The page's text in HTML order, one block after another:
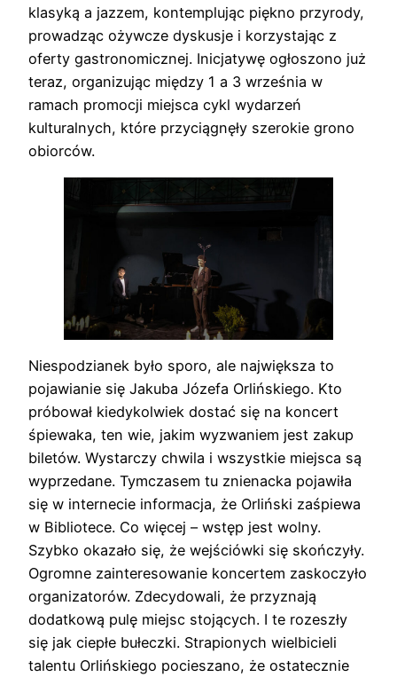
klasyką a jazzem, kontemplując piękno przyrody,
prowadząc ożywcze dyskusje i korzystając z
oferty gastronomicznej. Inicjatywę ogłoszono już
teraz, organizując między 1 a 3 września w
ramach promocji miejsca cykl wydarzeń
kulturalnych, które przyciągnęły szerokie grono
obiorców.
Niespodzianek było sporo, ale największa to
pojawianie się Jakuba Józefa Orlińskiego. Kto
próbował kiedykolwiek dostać się na koncert
śpiewaka, ten wie, jakim wyzwaniem jest zakup
biletów. Wystarczy chwila i wszystkie miejsca są
wyprzedane. Tymczasem tu znienacka pojawiła
się w internecie informacja, że Orliński zaśpiewa
w Bibliotece. Co więcej – wstęp jest wolny.
Szybko okazało się, że wejściówki się skończyły.
Ogromne zainteresowanie koncertem zaskoczyło
organizatorów. Zdecydowali, że przyznają
dodatkową pulę miejsc stojących. I te rozeszły
się jak ciepłe bułeczki. Strapionych wielbicieli
talentu Orlińskiego pocieszano, że ostatecznie